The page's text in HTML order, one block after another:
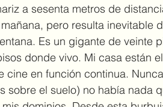
pero resulta inevitable
Es un gigante de veinte
donde vivo. Mi casa están
cine en función continua.
sobre el suelo) no había nada